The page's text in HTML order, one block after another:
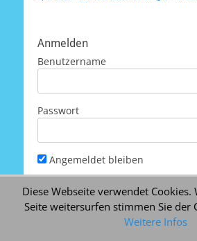
Anmelden
Benutzername
Passwort
Angemeldet bleiben
Passwort vergessen
Diese Webseite verwendet Cookies.
Seite weitersurfen stimmen Sie der
Weitere Infos